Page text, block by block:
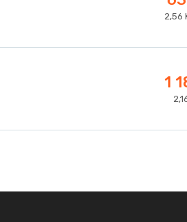
2,56
1